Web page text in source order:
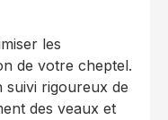
les
de votre cheptel.
suivi rigoureux de
des veaux et